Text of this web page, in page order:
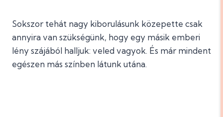
Sokszor tehát nagy kiborulásunk közepette csak
annyira van szükségünk, hogy egy másik emberi
lény szájából halljuk: veled vagyok. És már mindent
egészen más színben látunk utána.